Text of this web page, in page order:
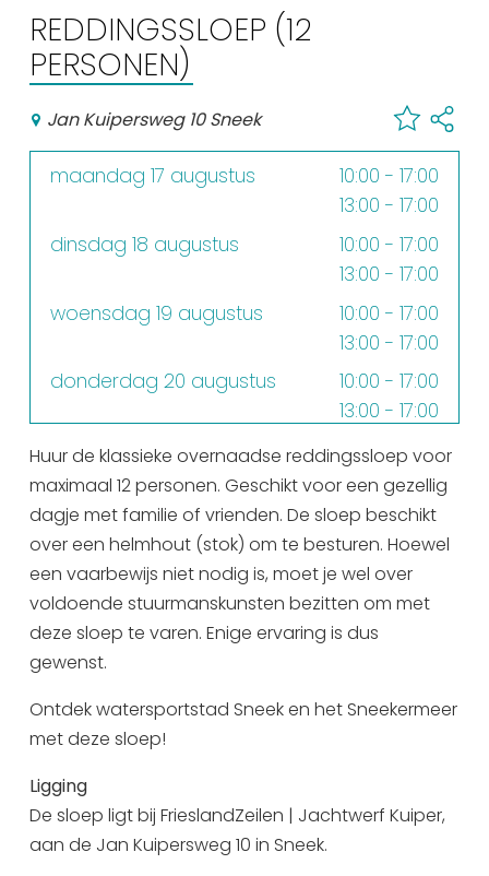
Arrangementen
Jouw Sneek
De Friese meren
Other languages
UITagenda
Routes
Veel bezochte pagina's:
Vakantie vieren in Sneek
Uitgaan in Sneek
Overnachten in Sneek
Citygame Escapegame Sneek
Webcams
De leukste routes
Interactieve plattegrond van Sneek
Winkelen in Sneek
Bootverhuur
REDDINGSSLOEP (12
PERSONEN)
Jan Kuipersweg 10 Sneek
maandag 17 augustus
10:00 - 17:00
13:00 - 17:00
dinsdag 18 augustus
10:00 - 17:00
13:00 - 17:00
woensdag 19 augustus
10:00 - 17:00
13:00 - 17:00
donderdag 20 augustus
10:00 - 17:00
13:00 - 17:00
vrijdag 21 augustus
10:00 - 17:00
13:00 - 17:00
zaterdag 22 augustus
10:00 - 17:00
13:00 - 17:00
zondag 23 augustus
10:00 - 17:00
13:00 - 17:00
maandag 24 augustus
dinsdag 25 augustus
10:00 - 17:00
woensdag 26 augustus
13:00 - 17:00
donderdag 27 augustus
Huur de klassieke overnaadse reddingssloep voor
maximaal 12 personen. Geschikt voor een gezellig
dagje met familie of vrienden. De sloep beschikt
over een helmhout (stok) om te besturen. Hoewel
een vaarbewijs niet nodig is, moet je wel over
voldoende stuurmanskunsten bezitten om met
deze sloep te varen. Enige ervaring is dus
gewenst.
Ontdek watersportstad Sneek en het Sneekermeer
met deze sloep!
Ligging
De sloep ligt bij FrieslandZeilen | Jachtwerf Kuiper,
aan de Jan Kuipersweg 10 in Sneek.